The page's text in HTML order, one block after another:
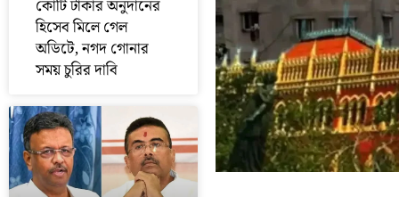
কোটি টাকার অনুদানের
হিসেব মিলে গেল
অডিটে, নগদ গোনার
সময় চুরির দাবি